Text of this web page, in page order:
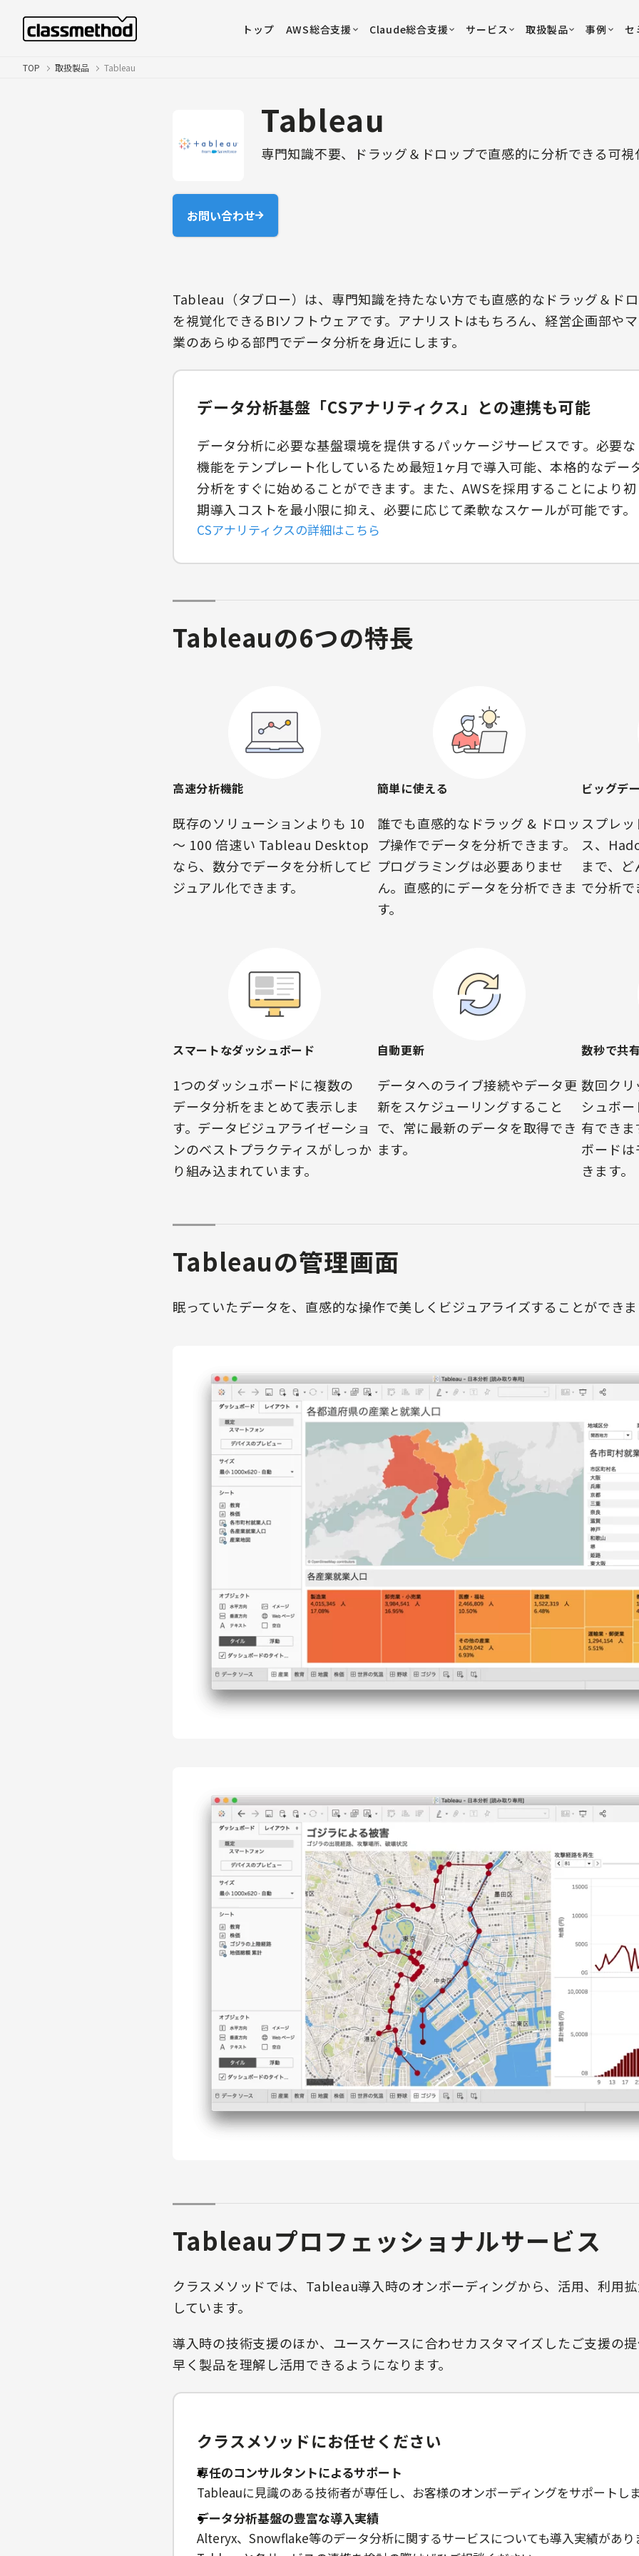
トップ AWS総合支援 Claude総合支援 サービス 取扱製品 事例 セ
TOP 取扱製品 Tableau
Tableau
専門知識不要、ドラッグ＆ドロップで直感的に分析できる可
お問い合わせ
Tableau（タブロー）は、専門知識を持たない方でも直感的なドラッグ＆ド
を視覚化できるBIソフトウェアです。アナリストはもちろん、経営企画部や
業のあらゆる部門でデータ分析を身近にします。
データ分析基盤「CSアナリティクス」との連携も可能
データ分析に必要な基盤環境を提供するパッケージサービスです。必要な
機能をテンプレート化しているため最短1ヶ月で導入可能、本格的なデー
分析をすぐに始めることができます。また、AWSを採用することにより初
期導入コストを最小限に抑え、必要に応じて柔軟なスケールが可能です。
CSアナリティクスの詳細はこちら
Tableauの6つの特長
高速分析機能
既存のソリューションよりも 10
～ 100 倍速い Tableau Desktop
なら、数分でデータを分析してビ
ジュアル化できます。
簡単に使える
誰でも直感的なドラッグ & ドロッ
プ操作でデータを分析できます。
プログラミングは必要ありませ
ん。直感的にデータを分析できま
す。
ビッグデ
スプレ
ス、
まで、
で分析で
スマートなダッシュボード
1つのダッシュボードに複数の
データ分析をまとめて表示しま
す。データビジュアライゼーショ
ンのベストプラクティスがしっか
り組み込まれています。
自動更新
データへのライブ接続やデータ更
新をスケジューリングすること
で、常に最新のデータを取得でき
ます。
数秒で共
数回ク
シュボ
有でき
ボード
きます。
Tableauの管理画面
眠っていたデータを、直感的な操作で美しくビジュアライズすることができ
Tableauプロフェッショナルサービス
クラスメソッドでは、Tableau導入時のオンボーディングから、活用、利用
しています。
導入時の技術支援のほか、ユースケースに合わせカスタマイズしたご支援の
早く製品を理解し活用できるようになります。
クラスメソッドにお任せください
専任のコンサルタントによるサポート
Tableauに見識のある技術者が専任し、お客様のオンボーディングをサポートし
データ分析基盤の豊富な導入実績
Alteryx、Snowflake等のデータ分析に関するサービスについても導入実績があり